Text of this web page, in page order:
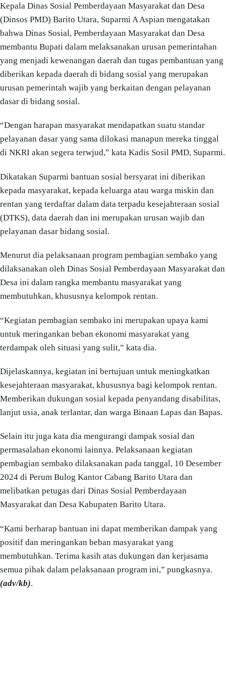
Kepala Dinas Sosial Pemberdayaan Masyarakat dan Desa
(Dinsos PMD) Barito Utara, Suparmi A Aspian mengatakan
bahwa Dinas Sosial, Pemberdayaan Masyarakat dan Desa
membantu Bupati dalam melaksanakan urusan pemerintahan
yang menjadi kewenangan daerah dan tugas pembantuan yang
diberikan kepada daerah di bidang sosial yang merupakan
urusan pemerintah wajib yang berkaitan dengan pelayanan
dasar di bidang sosial.
“Dengan harapan masyarakat mendapatkan suatu standar
pelayanan dasar yang sama dilokasi manapun mereka tinggal
di NKRI akan segera terwjud,” kata Kadis Sosil PMD, Suparmi.
Dikatakan Suparmi bantuan sosial bersyarat ini diberikan
kepada masyarakat, kepada keluarga atau warga miskin dan
rentan yang terdaftar dalam data terpadu kesejahteraan sosial
(DTKS), data daerah dan ini merupakan urusan wajib dan
pelayanan dasar bidang sosial.
Menurut dia pelaksanaan program pembagian sembako yang
dilaksanakan oleh Dinas Sosial Pemberdayaan Masyarakat dan
Desa ini dalam rangka membantu masyarakat yang
membutuhkan, khususnya kelompok rentan.
“Kegiatan pembagian sembako ini merupakan upaya kami
untuk meringankan beban ekonomi masyarakat yang
terdampak oleh situasi yang sulit,” kata dia.
Dijelaskannya, kegiatan ini bertujuan untuk meningkatkan
kesejahteraan masyarakat, khususnya bagi kelompok rentan.
Memberikan dukungan sosial kepada penyandang disabilitas,
lanjut usia, anak terlantar, dan warga Binaan Lapas dan Bapas.
Selain itu juga kata dia mengurangi dampak sosial dan
permasalahan ekonomi lainnya. Pelaksanaan kegiatan
pembagian sembako dilaksanakan pada tanggal, 10 Desember
2024 di Perum Bulog Kantor Cabang Barito Utara dan
melibatkan petugas dari Dinas Sosial Pemberdayaan
Masyarakat dan Desa Kabupaten Barito Utara.
“Kami berharap bantuan ini dapat memberikan dampak yang
positif dan meringankan beban masyarakat yang
membutuhkan. Terima kasih atas dukungan dan kerjasama
semua pihak dalam pelaksanaan program ini,” pungkasnya.
(adv/kb).